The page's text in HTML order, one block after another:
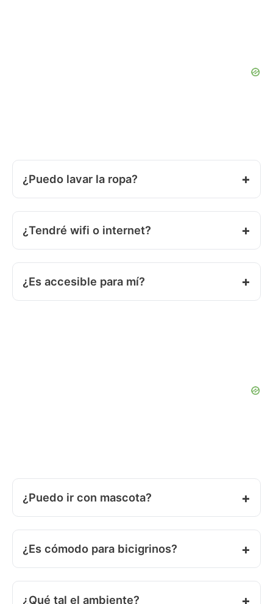
¿Puedo lavar la ropa?
¿Tendré wifi o internet?
¿Es accesible para mí?
¿Puedo ir con mascota?
¿Es cómodo para bicigrinos?
¿Qué tal el ambiente?